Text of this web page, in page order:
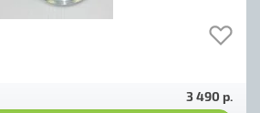
3 490 р.